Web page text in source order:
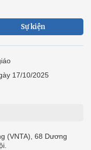
Sự kiện
17/10/2025
(VNTA), 68 Dương